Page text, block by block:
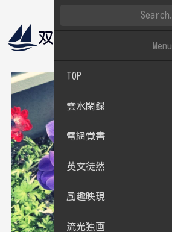
双帆遠影
Menu
TOP
雲水閑録
電網覚書
英文徒然
風趣映現
流光独画